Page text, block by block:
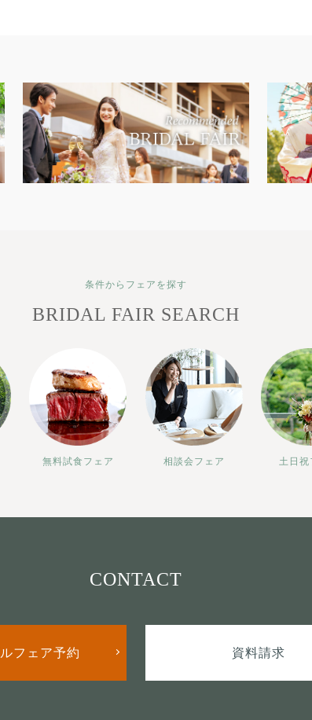
条件からフェアを探す
BRIDAL FAIR SEARCH
無料試食フェア 相談会フェア 土日祝
CONTACT
フェア予約 資料請求